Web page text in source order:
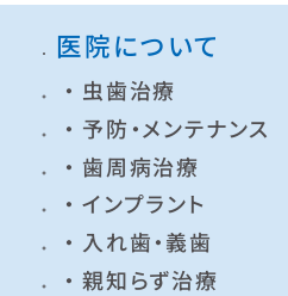
医院について
虫歯治療
予防・メンテナンス
歯周病治療
インプラント
入れ歯・義歯
親知らず治療